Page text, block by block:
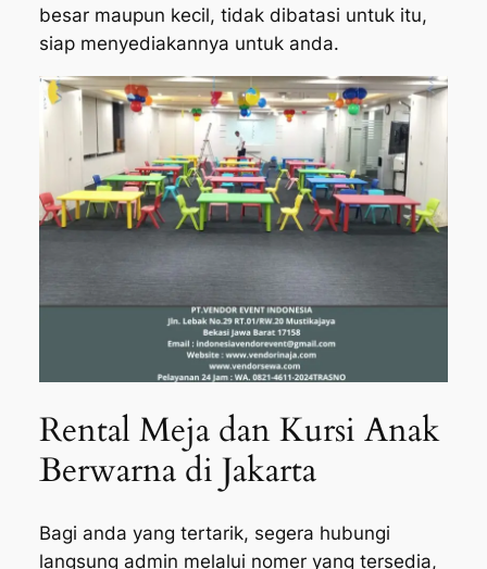
besar maupun kecil, tidak dibatasi untuk itu,
siap menyediakannya untuk anda.
Rental Meja dan Kursi Anak
Berwarna di Jakarta
Bagi anda yang tertarik, segera hubungi
langsung admin melalui nomer yang tersedia,